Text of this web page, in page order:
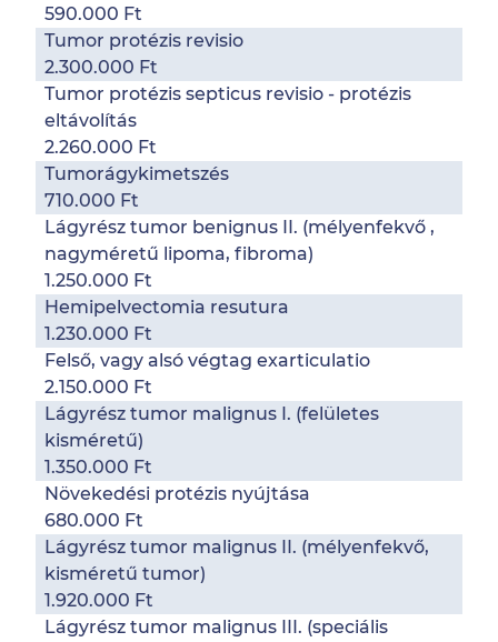
590.000 Ft
Tumor protézis revisio
2.300.000 Ft
Tumor protézis septicus revisio - protézis
eltávolítás
2.260.000 Ft
Tumorágykimetszés
710.000 Ft
Lágyrész tumor benignus II. (mélyenfekvő ,
nagyméretű lipoma, fibroma)
1.250.000 Ft
Hemipelvectomia resutura
1.230.000 Ft
Felső, vagy alsó végtag exarticulatio
2.150.000 Ft
Lágyrész tumor malignus I. (felületes
kisméretű)
1.350.000 Ft
Növekedési protézis nyújtása
680.000 Ft
Lágyrész tumor malignus II. (mélyenfekvő,
kisméretű tumor)
1.920.000 Ft
Lágyrész tumor malignus III. (speciális